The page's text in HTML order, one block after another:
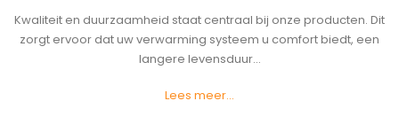
Kwaliteit en duurzaamheid staat centraal bij onze producten. Dit
zorgt ervoor dat uw verwarming systeem u comfort biedt, een
langere levensduur...
Lees meer...